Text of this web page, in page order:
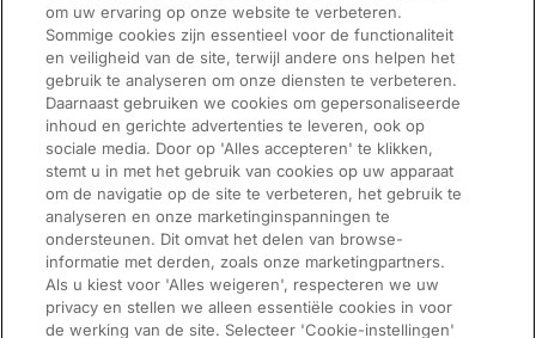
ManpowerGroup (NYSE: MAN), the leading global workforce solutions
company, helps organisations transform in a fast-changing world of work
by sourcing, assessing, developing and managing the talent that enables
om uw ervaring op onze website te verbeteren.
Sommige cookies zijn essentieel voor de functionaliteit
en veiligheid van de site, terwijl andere ons helpen het
gebruik te analyseren om onze diensten te verbeteren.
Daarnaast gebruiken we cookies om gepersonaliseerde
inhoud en gerichte advertenties te leveren, ook op
sociale media. Door op 'Alles accepteren' te klikken,
stemt u in met het gebruik van cookies op uw apparaat
om de navigatie op de site te verbeteren, het gebruik te
analyseren en onze marketinginspanningen te
ondersteunen. Dit omvat het delen van browse-
informatie met derden, zoals onze marketingpartners.
Als u kiest voor 'Alles weigeren', respecteren we uw
privacy en stellen we alleen essentiële cookies in voor
de werking van de site. Selecteer 'Cookie-instellingen'